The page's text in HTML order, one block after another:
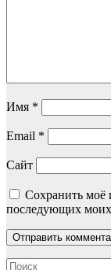
Имя *
Email *
Сайт
Сохранить моё
последующих